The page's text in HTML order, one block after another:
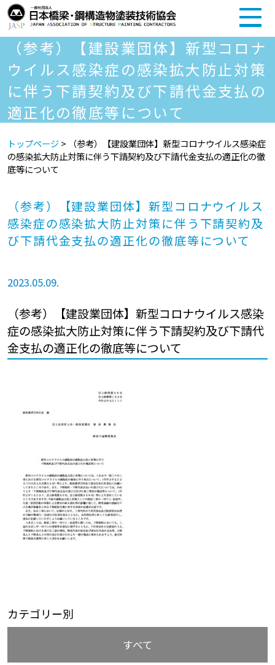
（参考）【建設業団体】新型コロナ
ウイルス感染症の感染拡大防止対策
に伴う下請契約及び下請代金支払の
適正化の徹底等について
トップページ>
（参考）【建設業団体】新型コロナウイルス感染症
の感染拡大防止対策に伴う下請契約及び下請代金支払の適正化の徹
底等について
（参考）【建設業団体】新型コロナウイルス
感染症の感染拡大防止対策に伴う下請契約及
び下請代金支払の適正化の徹底等について
2023.05.09.
（参考）【建設業団体】新型コロナウイルス感染
症の感染拡大防止対策に伴う下請契約及び下請代
金支払の適正化の徹底等について
カテゴリー別
すべて